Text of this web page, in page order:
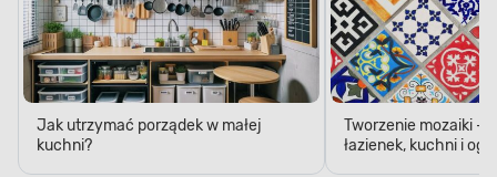
Jak utrzymać porządek w małej
kuchni?
Tworzenie mozaiki -
łazienek, kuchni i